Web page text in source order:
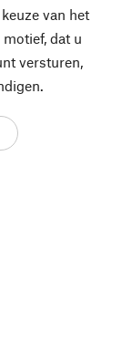
van het
dat u
versturen,